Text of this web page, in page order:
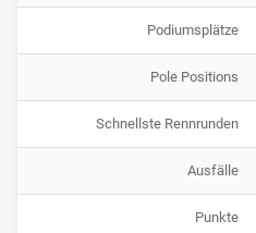
Podiumsplätze
Pole Positions
Schnellste Rennrunden
Ausfälle
Punkte